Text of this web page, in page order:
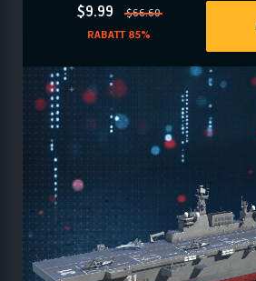
$9.99
$66.60
RABATT 85%